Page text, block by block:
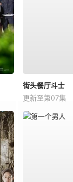
街头餐厅斗士
更新至第07集